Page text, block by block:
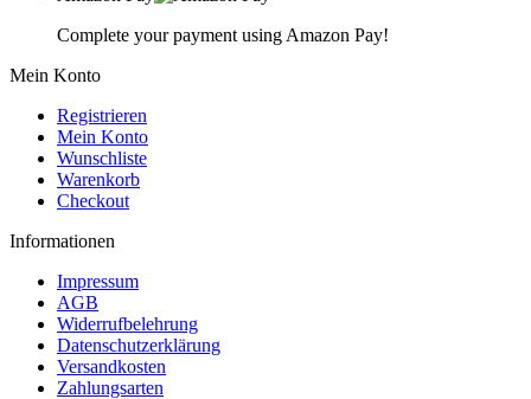
Complete your payment using Amazon Pay!
Mein Konto
Registrieren
Mein Konto
Wunschliste
Warenkorb
Checkout
Informationen
Impressum
AGB
Widerrufbelehrung
Datenschutzerklärung
Versandkosten
Zahlungsarten